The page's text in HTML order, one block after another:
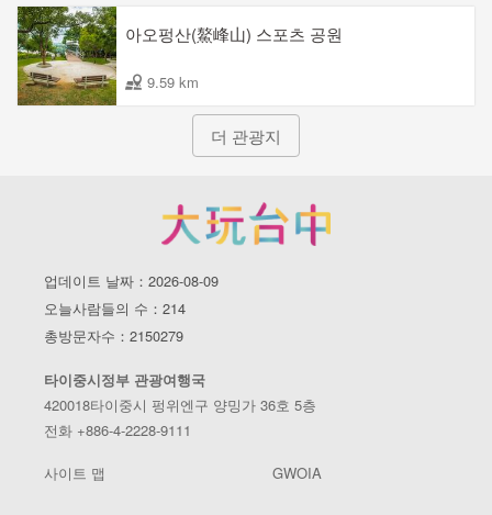
아오펑산(鰲峰山) 스포츠 공원
9.59 km
더 관광지
업데이트 날짜：2026-08-09
오늘사람들의 수：214
총방문자수：2150279
타이중시정부 관광여행국
420018타이중시 펑위엔구 양밍가 36호 5층
전화 +886-4-2228-9111
사이트 맵 GWOIA